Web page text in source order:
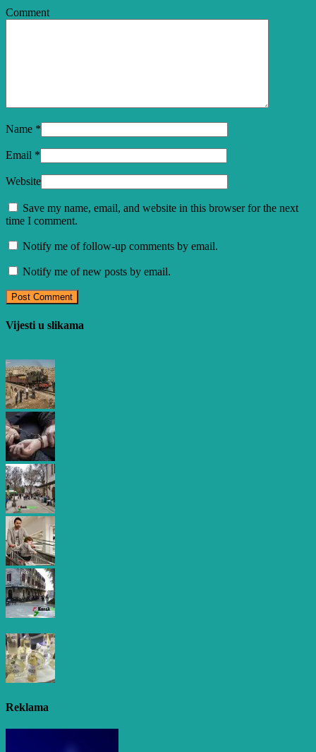
Comment
Name *
Email *
Website
Save my name, email, and website in this browser for the next
time I comment.
Notify me of follow-up comments by email.
Notify me of new posts by email.
Vijesti u slikama
Reklama